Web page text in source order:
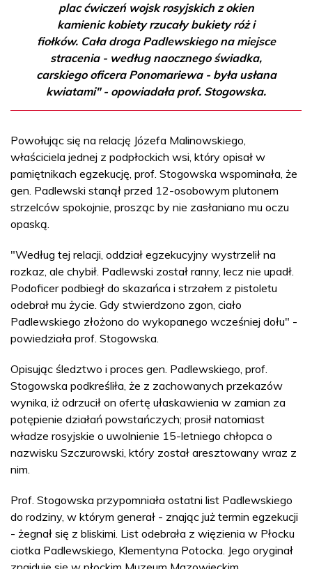
plac ćwiczeń wojsk rosyjskich z okien
kamienic kobiety rzucały bukiety róż i
fiołków. Cała droga Padlewskiego na miejsce
stracenia - według naocznego świadka,
carskiego oficera Ponomariewa - była usłana
kwiatami" - opowiadała prof. Stogowska.
Powołując się na relację Józefa Malinowskiego,
właściciela jednej z podpłockich wsi, który opisał w
pamiętnikach egzekucję, prof. Stogowska wspominała, że
gen. Padlewski stanął przed 12-osobowym plutonem
strzelców spokojnie, prosząc by nie zasłaniano mu oczu
opaską.
"Według tej relacji, oddział egzekucyjny wystrzelił na
rozkaz, ale chybił. Padlewski został ranny, lecz nie upadł.
Podoficer podbiegł do skazańca i strzałem z pistoletu
odebrał mu życie. Gdy stwierdzono zgon, ciało
Padlewskiego złożono do wykopanego wcześniej dołu" -
powiedziała prof. Stogowska.
Opisując śledztwo i proces gen. Padlewskiego, prof.
Stogowska podkreśliła, że z zachowanych przekazów
wynika, iż odrzucił on ofertę ułaskawienia w zamian za
potępienie działań powstańczych; prosił natomiast
władze rosyjskie o uwolnienie 15-letniego chłopca o
nazwisku Szczurowski, który został aresztowany wraz z
nim.
Prof. Stogowska przypomniała ostatni list Padlewskiego
do rodziny, w którym generał - znając już termin egzekucji
- żegnał się z bliskimi. List odebrała z więzienia w Płocku
ciotka Padlewskiego, Klementyna Potocka. Jego oryginał